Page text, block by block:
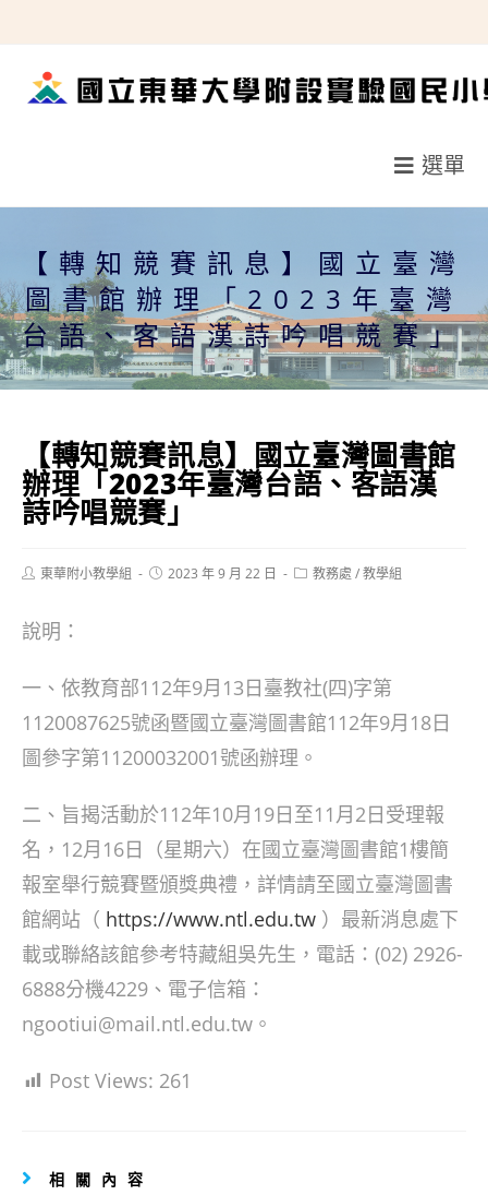
轉
選單
【轉知競賽訊息】國立臺灣
圖書館辦理「2023年臺灣
台語、客語漢詩吟唱競賽」
【轉知競賽訊息】國立臺灣圖書館
辦理「2023年臺灣台語、客語漢
詩吟唱競賽」
Post東華附小教學組
Post2023 年 9 月 22 日
Post教務處 /教學組
說明：
一、依教育部112年9月13日臺教社(四)字第
1120087625號函暨國立臺灣圖書館112年9月18日
圖參字第11200032001號函辦理。
二、旨揭活動於112年10月19日至11月2日受理報
名，12月16日（星期六）在國立臺灣圖書館1樓簡
報室舉行競賽暨頒獎典禮，詳情請至國立臺灣圖書
館網站（ https://www.ntl.edu.tw ）最新消息處下
載或聯絡該館參考特藏組吳先生，電話：(02) 2926-
6888分機4229、電子信箱：
ngootiui@mail.ntl.edu.tw。
Post Views: 261
相關內容